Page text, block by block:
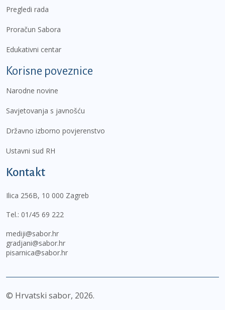
Pregledi rada
Proračun Sabora
Edukativni centar
Korisne poveznice
Narodne novine
Savjetovanja s javnošću
Državno izborno povjerenstvo
Ustavni sud RH
Kontakt
Ilica 256B, 10 000 Zagreb
Tel.: 01/45 69 222
mediji@sabor.hr
gradjani@sabor.hr
pisarnica@sabor.hr
© Hrvatski sabor, 2026